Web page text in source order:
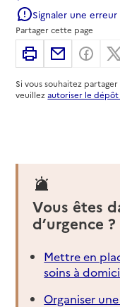
Signaler une erreur
Partager cette page
ImprimerPartager
Si vous souhaitez
veuillezautoriser le dépôt
Vous êtes
d’urgence ?
Mettre en
soins à
Organiser